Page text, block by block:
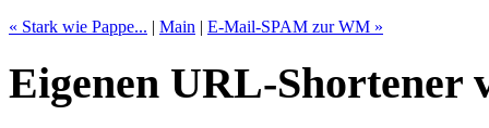
« Stark wie Pappe... | Main | E-Mail-SPAM zur WM »
Eigenen URL-Shortener